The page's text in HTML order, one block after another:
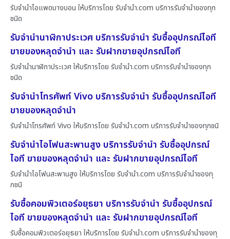
รับจำนำไอแพดบางบอน ให้บริการโดย รับจํานํา.com บริการรับจำนำของทุก
ชนิด
รับจำนำนาฬิกาประเวศ บริการรับจำนำ รับซื้ออุปกรณ์ไอที
ขายของหลุดจำนำ และ รับฝากขายอุปกรณ์ไอที
รับจำนำนาฬิกาประเวศ ให้บริการโดย รับจํานํา.com บริการรับจำนำของทุก
ชนิด
รับจำนำโทรศัพท์ Vivo บริการรับจำนำ รับซื้ออุปกรณ์ไอที
ขายของหลุดจำนำ
รับจำนำโทรศัพท์ Vivo ให้บริการโดย รับจํานํา.com บริการรับจำนำของทุกชนิ
รับจำนำไอโฟนสะพานสูง บริการรับจำนำ รับซื้ออุปกรณ์
ไอที ขายของหลุดจำนำ และ รับฝากขายอุปกรณ์ไอที
รับจำนำไอโฟนสะพานสูง ให้บริการโดย รับจํานํา.com บริการรับจำนำของทุ
กชนิ
รับซื้อคอมพิวเตอร์อยุธยา บริการรับจำนำ รับซื้ออุปกรณ์
ไอที ขายของหลุดจำนำ และ รับฝากขายอุปกรณ์ไอที
รับซื้อคอมพิวเตอร์อยุธยา ให้บริการโดย รับจํานํา.com บริการรับจำนำของทุ